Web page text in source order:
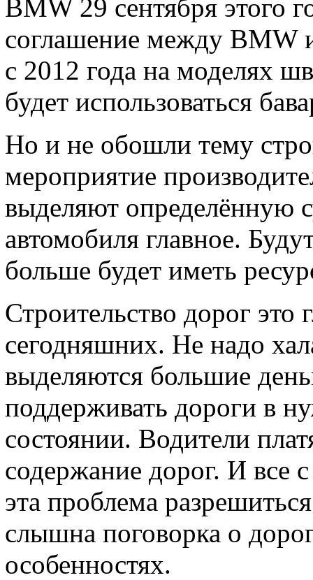
BMW 29 сентября этого
соглашение между BMW
с 2012 года на моделях
будет использоваться
Но и не обошли тему
мероприятие
выделяют определённую
автомобиля главное.
больше будет иметь
Строительство дорог это
сегодняшних. Не надо
выделяются большие
поддерживать дороги в
состоянии. Водители
содержание дорог. И все
эта проблема
слышна поговорка о
особенностях.